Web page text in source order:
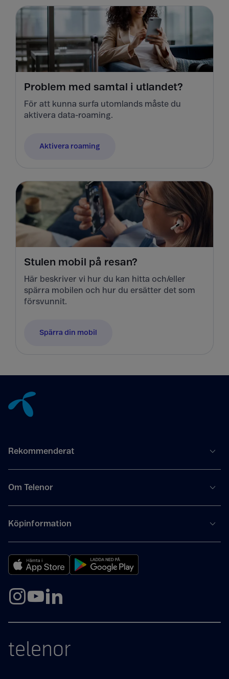
Problem med samtal i utlandet?
För att kunna surfa utomlands måste du
aktivera data-roaming.
Aktivera roaming
Stulen mobil på resan?
Här beskriver vi hur du kan hitta och/eller
spärra mobilen och hur du ersätter det som
försvunnit.
Spärra din mobil
Rekommenderat
Om Telenor
Köpinformation
telenor